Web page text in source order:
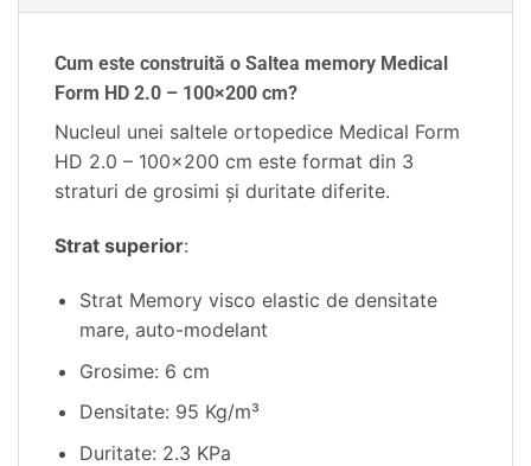
Cum este construită o Saltea memory Medical
Form HD 2.0 – 100×200 cm?
Nucleul unei saltele ortopedice Medical Form
HD 2.0 – 100×200 cm este format din 3
straturi de grosimi și duritate diferite.
Strat superior:
Strat Memory visco elastic de densitate
mare, auto-modelant
Grosime: 6 cm
Densitate: 95 Kg/m³
Duritate: 2.3 KPa